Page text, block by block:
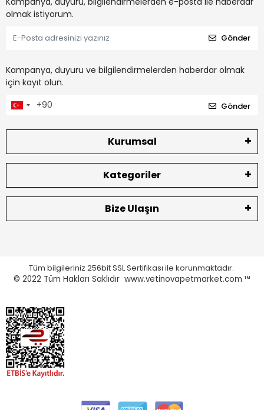
olmak istiyorum.
Gönder
Kampanya, duyuru ve bilgilendirmelerden haberdar olmak
için kayıt olun.
Gönder
Kurumsal
Kategoriler
Bize Ulaşın
Tüm bilgileriniz 256bit SSL Sertifikası ile korunmaktadır.
© 2022 Tüm Hakları Saklıdır www.vetinovapetmarket.com ™